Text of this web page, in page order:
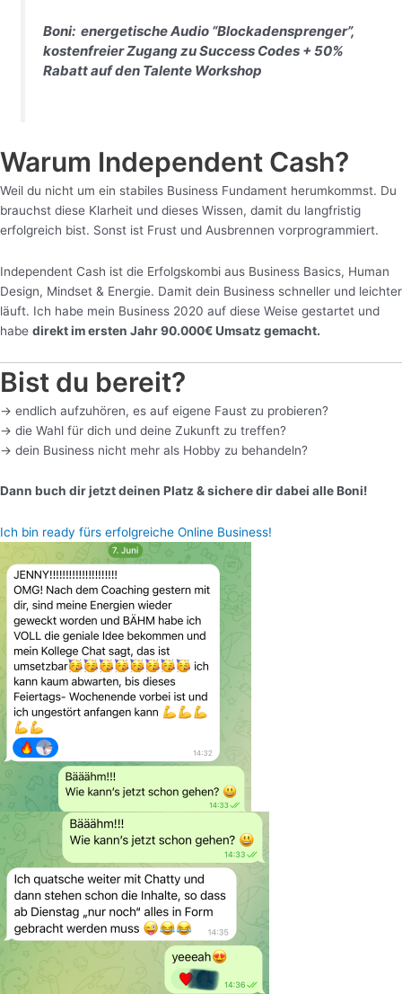
Boni: energetische Audio “Blockadensprenger”,
kostenfreier Zugang zu Success Codes + 50%
Rabatt auf den Talente Workshop
Warum Independent Cash?
Weil du nicht um ein stabiles Business Fundament herumkommst. Du
brauchst diese Klarheit und dieses Wissen, damit du langfristig
erfolgreich bist. Sonst ist Frust und Ausbrennen vorprogrammiert.
Independent Cash ist die Erfolgskombi aus Business Basics, Human
Design, Mindset & Energie. Damit dein Business schneller und leichter
läuft. Ich habe mein Business 2020 auf diese Weise gestartet und
habe direkt im ersten Jahr 90.000€ Umsatz gemacht.
Bist du bereit?
→ endlich aufzuhören, es auf eigene Faust zu probieren?
→ die Wahl für dich und deine Zukunft zu treffen?
→ dein Business nicht mehr als Hobby zu behandeln?
Dann buch dir jetzt deinen Platz & sichere dir dabei alle Boni!
Ich bin ready fürs erfolgreiche Online Business!